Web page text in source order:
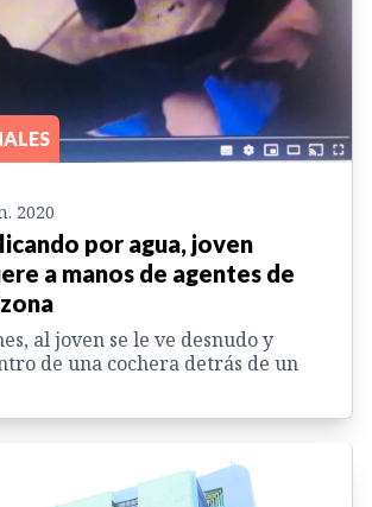
2020
por agua, joven
a manos de agentes de
al joven se le ve desnudo y
de una cochera detrás de un